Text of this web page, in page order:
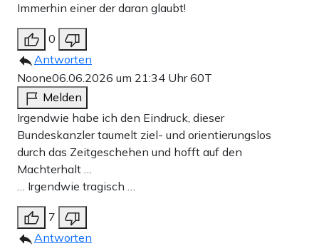
Immerhin einer der daran glaubt!
0
Antworten
Noone06.06.2026 um 21:34 Uhr60T
Melden
Irgendwie habe ich den Eindruck, dieser
Bundeskanzler taumelt ziel- und orientierungslos
durch das Zeitgeschehen und hofft auf den
Machterhalt …
… Irgendwie tragisch …
7
Antworten